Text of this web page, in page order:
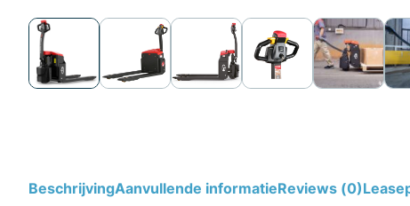
BeschrijvingAanvullende informatieReviews (0)